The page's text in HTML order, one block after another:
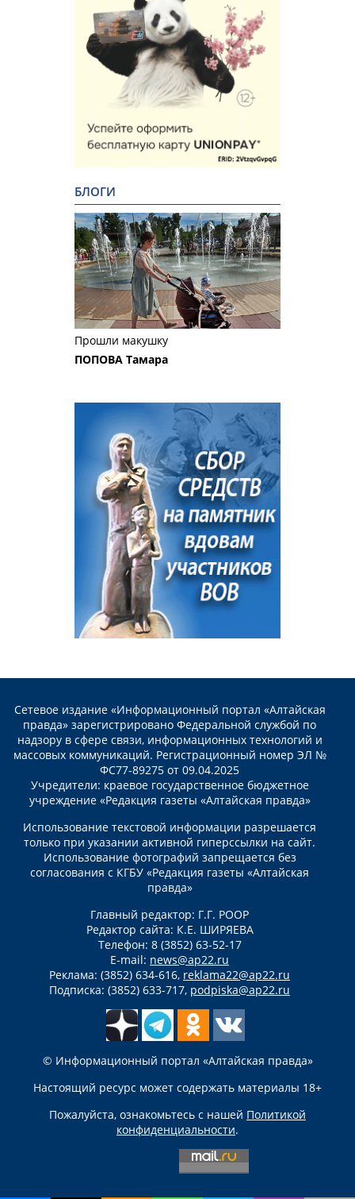
БЛОГИ
Прошли макушку
ПОПОВА Тамара
Сетевое издание «Информационный портал «Алтайская
правда» зарегистрировано Федеральной службой по
надзору в сфере связи, информационных технологий и
массовых коммуникаций. Регистрационный номер ЭЛ №
ФС77-89275 от 09.04.2025
Учредители: краевое государственное бюджетное
учреждение «Редакция газеты «Алтайская правда»
Использование текстовой информации разрешается
только при указании активной гиперссылки на сайт.
Использование фотографий запрещается без
согласования с КГБУ «Редакция газеты «Алтайская
правда»
Главный редактор: Г.Г. РООР
Редактор сайта: К.Е. ШИРЯЕВА
Телефон: 8 (3852) 63-52-17
E-mail: news@ap22.ru
Реклама: (3852) 634-616, reklama22@ap22.ru
Подписка: (3852) 633-717, podpiska@ap22.ru
© Информационный портал «Алтайская правда»
Настоящий ресурс может содержать материалы 18+
Пожалуйста, ознакомьтесь с нашей Политикой
конфиденциальности.